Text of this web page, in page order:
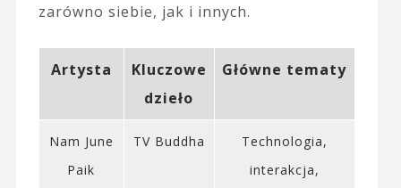
zarówno siebie, jak i innych.
Artysta
Kluczowe
dzieło
Główne tematy
Nam June
Paik
TV Buddha
Technologia,
interakcja,